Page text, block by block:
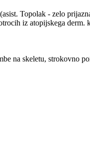
Topolak - zelo
iz atopijskega
na skeletu,